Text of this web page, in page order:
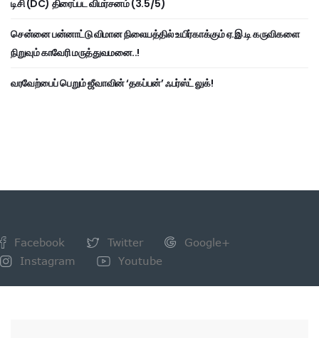
டிசி (DC) திரைப்பட விமர்சனம் (3.5/5)
சென்னை பன்னாட்டு விமான நிலையத்தில் உயிர்காக்கும் ஏ.இ.டி கருவிகளை
நிறுவும் காவேரி மருத்துவமனை..!
வரவேற்பைப் பெறும் ஜீவாவின் ‘தகப்பன்’ ஃபர்ஸ்ட் லுக்!
Facebook Twitter
Google+
Instagram
Youtube